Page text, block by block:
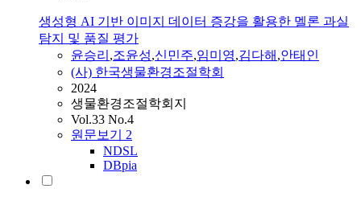
생성형 AI 기반 이미지 데이터 증강을 활용한 멜론 과실
탐지 및 품질 평가
윤승리 ,조윤성,신민주,임미영,김다해 ,안태인
(사) 한국생물환경조절학회
2024
생물환경조절학회지
Vol.33 No.4
원문보기 2
NDSL
DBpia